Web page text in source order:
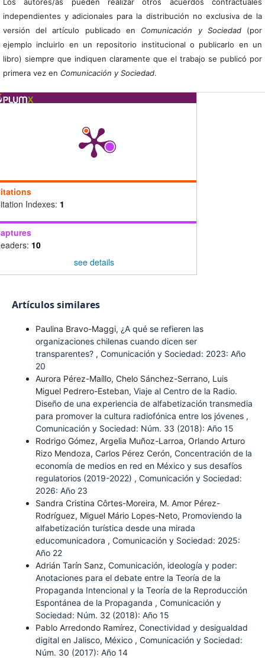
independientes y adicionales para la distribución no exclusiva de la
versión del artículo publicado en Comunicación y Sociedad(por
ejemplo incluirlo en un repositorio institucional o publicarlo en un
libro) siempre que indiquen claramente que el trabajo se publicó por
primera vez en Comunicación y Sociedad.
Indexes: 1
10
see details
Artículos similares
Paulina Bravo-Maggi, ¿A qué se refieren las
organizaciones chilenas cuando dicen ser
transparentes? , Comunicación y Sociedad: 2023: Año
20
Aurora Pérez-Maíllo, Chelo Sánchez-Serrano, Luis
Miguel Pedrero-Esteban, Viaje al Centro de la Radio.
Diseño de una experiencia de alfabetización transmedia
para promover la cultura radiofónica entre los jóvenes ,
Comunicación y Sociedad: Núm. 33 (2018): Año 15
Rodrigo Gómez, Argelia Muñoz-Larroa, Orlando Arturo
Rizo Mendoza, Carlos Pérez Cerón, Concentración de la
economía de medios en red en México y sus desafíos
regulatorios (2019-2022) , Comunicación y Sociedad:
2026: Año 23
Sandra Cristina Côrtes-Moreira, M. Amor Pérez-
Rodríguez, Miguel Mário Lopes-Neto, Promoviendo la
alfabetización turística desde una mirada
educomunicadora , Comunicación y Sociedad: 2025:
Año 22
Adrián Tarín Sanz, Comunicación, ideología y poder:
Anotaciones para el debate entre la Teoría de la
Propaganda Intencional y la Teoría de la Reproducción
Espontánea de la Propaganda , Comunicación y
Sociedad: Núm. 32 (2018): Año 15
Pablo Arredondo Ramírez, Conectividad y desigualdad
digital en Jalisco, México , Comunicación y Sociedad:
Núm. 30 (2017): Año 14